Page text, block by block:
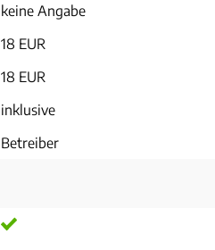
keine Angabe
18 EUR
18 EUR
inklusive
Betreiber